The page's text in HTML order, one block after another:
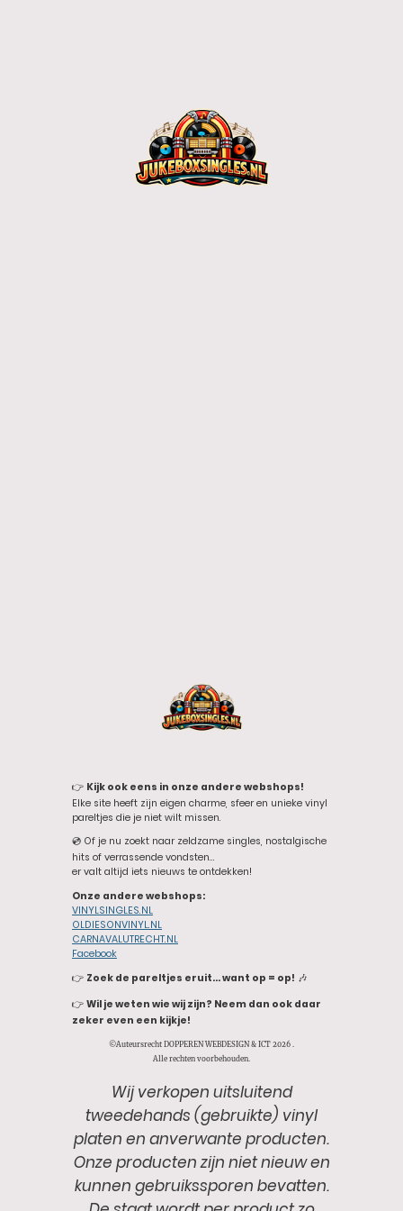
👉 Kijk ook eens in onze andere webshops!
Elke site heeft zijn eigen charme, sfeer en unieke vinyl
pareltjes die je niet wilt missen.
💿 Of je nu zoekt naar zeldzame singles, nostalgische
hits of verrassende vondsten…
er valt altijd iets nieuws te ontdekken!
Onze andere webshops:
VINYLSINGLES.NL
OLDIESONVINYL.NL
CARNAVALUTRECHT.NL
Facebook
👉 Zoek de pareltjes eruit… want op = op! 🎶
👉 Wil je weten wie wij zijn? Neem dan ook daar
zeker even een kijkje!
©Auteursrecht DOPPEREN WEBDESIGN & ICT 2026 .
Alle rechten voorbehouden.
Wij verkopen uitsluitend
tweedehands (gebruikte) vinyl
platen en anverwante producten.
Onze producten zijn niet nieuw en
kunnen gebruikssporen bevatten.